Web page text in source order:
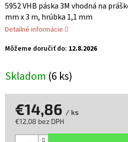
Skladom (6 ks)
Môžeme doručiť do: 12.8.2026
5952 VHB páska 3M vhodná na
mm x 3 m, hrúbka 1,1 mm
Detailné informácie
€14,86 / ks
€12,08 bez DPH